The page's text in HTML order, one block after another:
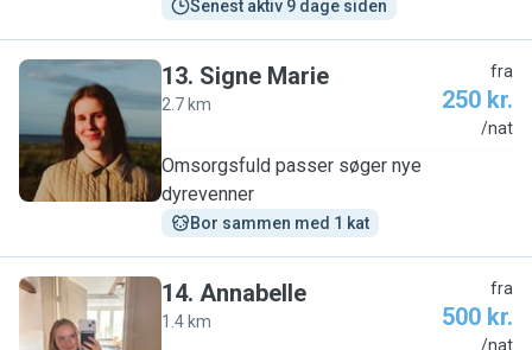
Senest aktiv 9 dage siden
S
13. Signe Marie
2.7 km
fra
250 kr.
/nat
Omsorgsfuld passer søger nye
dyrevenner
Bor sammen med 1 kat
14. Annabelle
1.4 km
fra
500 kr.
/nat